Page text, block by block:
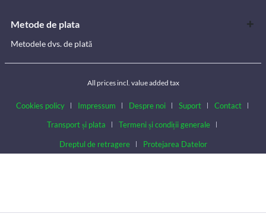
Metode de plata
Metodele dvs. de plată
All prices incl. value added tax
Cookies policy Impressum Despre noi Suport
Contact
Transport și plata
Termeni și condiții generale
Dreptul de retragere Protejarea Datelor